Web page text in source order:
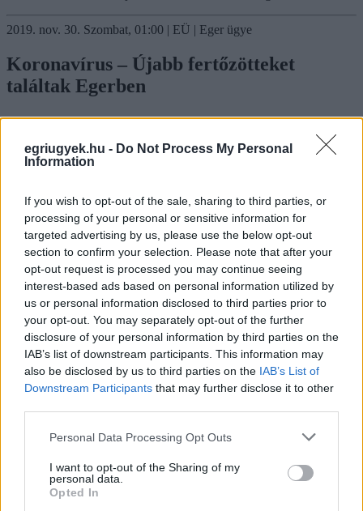
egriugyek.hu - Do Not Process My Personal
Information
If you wish to opt-out of the sale, sharing to third parties, or
processing of your personal or sensitive information for
targeted advertising by us, please use the below opt-out
section to confirm your selection. Please note that after your
opt-out request is processed you may continue seeing
interest-based ads based on personal information utilized by
us or personal information disclosed to third parties prior to
your opt-out. You may separately opt-out of the further
disclosure of your personal information by third parties on the
IAB’s list of downstream participants. This information may
also be disclosed by us to third parties on the IAB’s List of
Downstream Participants that may further disclose it to other
Please note that this website/app uses one or more Google
not limited to your visit or usage behaviour. You may click to
grant or deny consent to Google and its third-party tags to
use your data for below specified purposes in below Google
Personal Data Processing Opt Outs
I want to opt-out of the Sharing of my
personal data.
Opted In
2019. nov. 30. Szombat, 01:00 | EÜ | Eger ügye
Koronavírus – Újabb fertőzötteket
találtak Egerben
Nőtt az egri aktív esetek száma, és a megye más településein is
vannak fertőzöttek.
fertőzött van, csütörtökön azEger Hírekazt írta: az előző napi nyolc
új egri koronavírus-fertőzött után most újabb két személynél
mutatták ki a vírust. Az oldal információi szerint egy negyvenes
éveiben járó családanyánál és egy kamasz lánynál. Tüneteik enyhék,
házi karanténban vannak.
Egymásik cikkbenarról is írtak, mely Heves megyei településeken
találtak még koronavírusosokat: van fertőzött Füzesabonyban,
továbbá Noszvajon (5 fő), Kerecsenden (1 fő), valamint
Gyöngyösön, Hatvanban, Feldebrőn és Sarudon is. A portál úgy
tudja, többségük fiatal, házi karanténban vannak, a betegségük
egyelőre nem igényel kórházi ellátást.
Firssítés:a délután folyamán ez egerhirek.hu újabb egri
kontaktszemélyt jelölt meg.
(Indexkép: Balogh Zoltán / MTI)
Koronavírus - Drasztikusan nőtt a Heves megyei betegek száma, 21